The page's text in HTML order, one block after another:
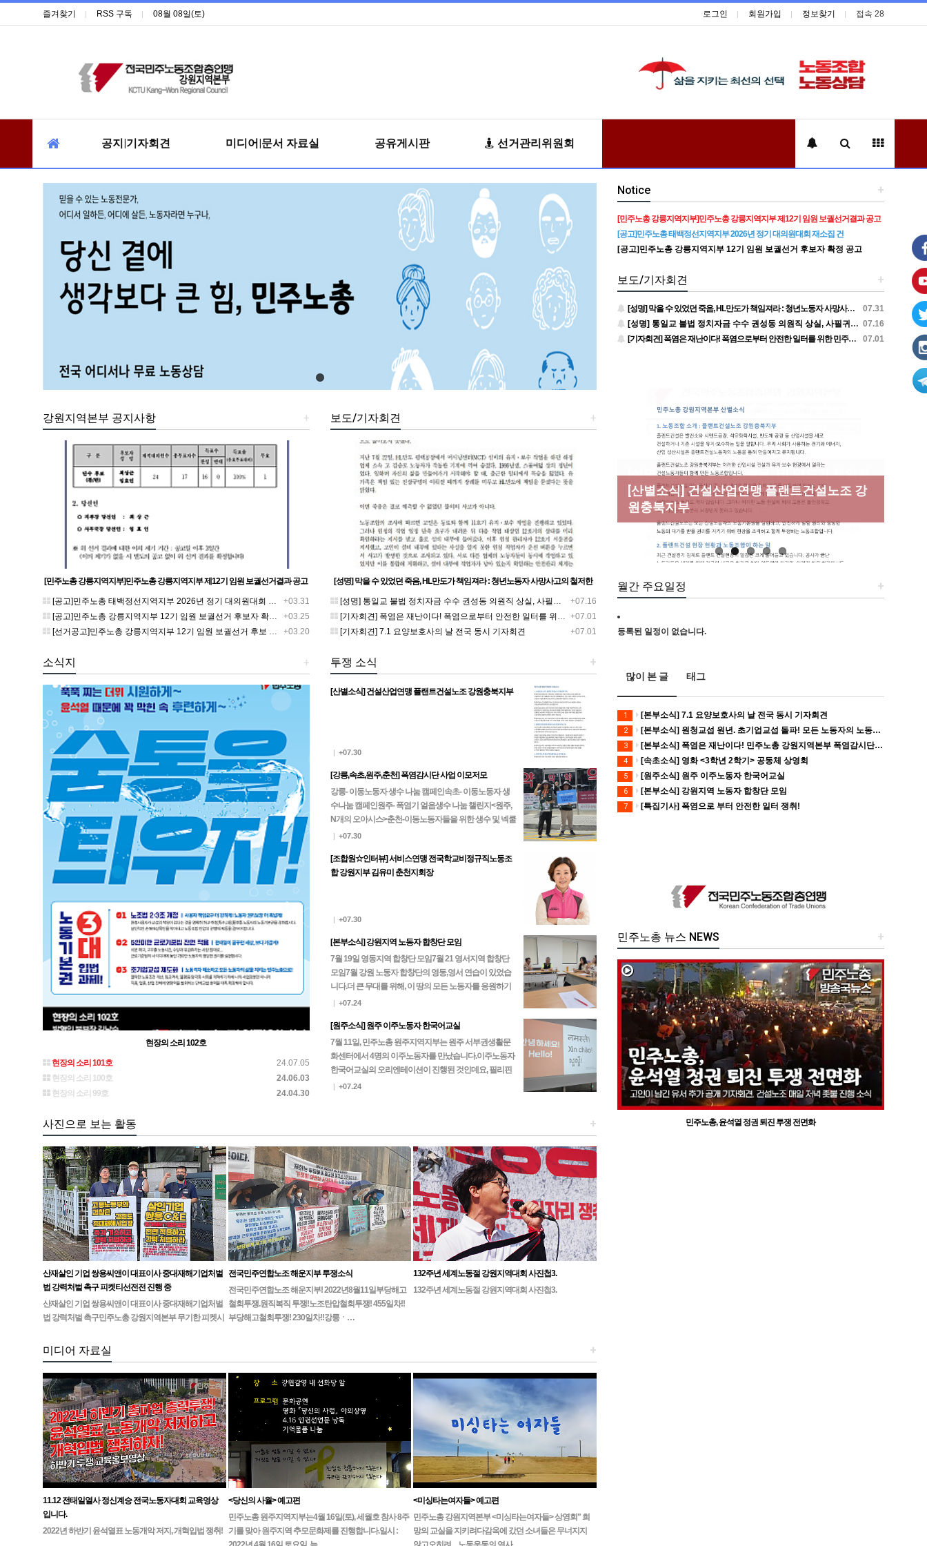
즐겨찾기 RSS 구독 08월 08일(토) 로그인 회원가입 정보찾기 접속 28
공지|기자회견 미디어|문서 자료실 공유게시판 선거관리위원회
+
강원지역본부 공지사항
[민주노총 강릉지역지부]민주노총 강릉지역지부 제12기 임원 보궐선거결과 공고
+03.31
[공고]민주노총 태백정선지역지부 2026년 정기 대의원대회 재소집 건
+03.25
[공고]민주노총 강릉지역지부 12기 임원 보궐선거 후보자 확정 공고
+03.20
[선거공고]민주노총 강릉지역지부 12기 임원 보궐선거 후보 등록 기간 연장 공고
+
보도/기자회견
[성명] 막을 수 있었던 죽음, HL만도가 책임져라 : 청년노동자 사망사고의 철저한
+07.16
[성명] 통일교 불법 정치자금 수수 권성동 의원직 상실, 사필귀정이다
+07.01
[기자회견] 폭염은 재난이다! 폭염으로부터 안전한 일터를 위한 민주노총 강원지역본부 폭염감시단 선포 기자회견
+07.01
[기자회견] 7.1 요양보호사의 날 전국 동시 기자회견
+
소식지
현장의 소리 102호
24.07.05
현장의 소리 101호
24.06.03
현장의 소리 100호
24.04.30
현장의 소리 99호
+
투쟁 소식
[산별소식] 건설산업연맹 플랜트건설노조 강원충북지부
| +07.30
[강릉,속초,원주,춘천] 폭염감시단 사업 이모저모
강릉- 이동노동자 생수 나눔 캠페인속초- 이동노동자 생
수나눔 캠페인원주- 폭염기 얼음생수 나눔 챌린지<원주,
N개의 오아시스>춘천-이동노동자들을 위한 생수 및 넥쿨
러, 팔토시 나눔
| +07.30
[조합원☆인터뷰] 서비스연맹 전국학교비정규직노동조
합 강원지부 김유미 춘천지회장
| +07.30
[본부소식] 강원지역 노동자 합창단 모임
7월 19일 영동지역 합창단 모임7월 21 영서지역 합창단
모임 7월 강원 노동자 합창단의 영동,영서 연습이 있었습
니다.더 큰 무대를 위해, 이 땅의 모든 노동자를 응원하기
위해, 노동자 합창단은 한 마음 한 뜻으로…
| +07.24
[원주소식] 원주 이주노동자 한국어교실
7월 11일, 민주노총 원주지역지부는 원주 서부권생활문
화센터에서 4명의 이주노동자를 만났습니다.이주노동자
한국어교실의 오리엔테이션이 진행된 것인데요, 필리핀
과 네팔 노동자들이 찾아주셨고 이후 진행되는 본 수업에
| +07.24
+
사진으로 보는 활동
산재살인 기업 쌍용씨앤이 대표이사 중대재해기업처벌
법 강력처벌 촉구 피켓티선전전 진행 중
산재살인 기업 쌍용씨앤이 대표이사 중대재해기업처벌
법 강력처벌 촉구민주노총 강원지역본부 무기한 피켓시
전국민주연합노조 해운지부 투쟁소식
전국민주연합노조 해운지부! 2022년8월11일부당해고
철회투쟁.원직복직 투쟁!노조탄압철회투쟁! 455일차!!
부당해고철회투쟁! 230일차!!강릉ㆍ…
132주년 세계노동절 강원지역대회 사진첩3.
132주년 세계노동절 강원지역대회 사진첩3.
+
미디어 자료실
11.12 전태일열사 정신계승 전국노동자대회 교육영상
입니다.
2022년 하반기 윤석열표 노동개악 저지, 개혁입법 쟁취!
<당신의 사월> 예고편
민주노총 원주지역지부는4월 16일(토), 세월호 참사 8주
기를 맞아 원주지역 추모문화제를 진행합니다.일시 :
<미싱타는여자들> 예고편
민주노총 강원지역본부 <미싱타는여자들> 상영회" 희
망의 교실을 지키려다감옥에 갔던 소녀들은 무너지지
+
Notice
[민주노총 강릉지역지부]민주노총 강릉지역지부 제12기 임원 보궐선거결과 공고
[공고]민주노총 태백정선지역지부 2026년 정기 대의원대회 재소집 건
[공고]민주노총 강릉지역지부 12기 임원 보궐선거 후보자 확정 공고
+
보도/기자회견
07.31
[성명] 막을 수 있었던 죽음, HL만도가 책임져라 : 청년노동자 사망사고의 철저한 진상규명과 재발방지 대책 마련하라
07.16
[성명] 통일교 불법 정치자금 수수 권성동 의원직 상실, 사필귀정이다
07.01
[기자회견] 폭염은 재난이다! 폭염으로부터 안전한 일터를 위한 민주노총 강원지역본부 폭염감시단 선포 기자회견
[성명] 막을 수 있었던 죽음, HL만도가 책임져
라 : 청년노동자 사망사고의 철저한 진상규명
과 재발방지 대책 마련하라
[산별소식] 건설산업연맹 플랜트건설노조 강
원충북지부
[강릉,속초,원주,춘천] 폭염감시단 사업 이모
저모
[조합원☆인터뷰] 서비스연맹 전국학교비정
규직노동조합 강원지부 김유미 춘천지회장
[본부소식] 강원지역 노동자 합창단 모임
+
월간 주요일정
등록된 일정이 없습니다.
많이 본 글 태그
1 [본부소식] 7.1 요양보호사의 날 전국 동시 기자회견
2 [본부소식] 원청교섭 원년. 초기업교섭 돌파! 모든 노동자의 노동기본권 쟁취! 민주노총 7.15 총파업대회
3 [본부소식] 폭염은 재난이다! 민주노총 강원지역본부 폭염감시단 선포 기자회견
4 [속초소식] 영화 <3학년 2학기> 공동체 상영회
5 [원주소식] 원주 이주노동자 한국어교실
6 [본부소식] 강원지역 노동자 합창단 모임
7 [특집기사] 폭염으로 부터 안전한 일터 쟁취!
+
민주노총 뉴스 NEWS
민주노총, 윤석열 정권 퇴진 투쟁 전면화